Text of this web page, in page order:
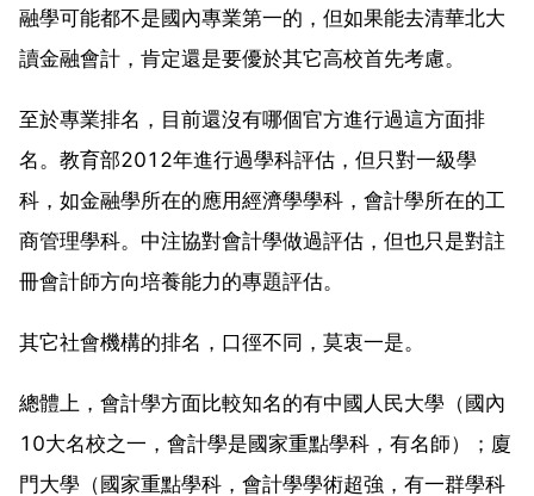
融學可能都不是國內專業第一的，但如果能去清華北大
讀金融會計，肯定還是要優於其它高校首先考慮。
至於專業排名，目前還沒有哪個官方進行過這方面排
名。教育部2012年進行過學科評估，但只對一級學
科，如金融學所在的應用經濟學學科，會計學所在的工
商管理學科。中注協對會計學做過評估，但也只是對註
冊會計師方向培養能力的專題評估。
其它社會機構的排名，口徑不同，莫衷一是。
總體上，會計學方面比較知名的有中國人民大學（國內
10大名校之一，會計學是國家重點學科，有名師）；廈
門大學（國家重點學科，會計學學術超強，有一群學科